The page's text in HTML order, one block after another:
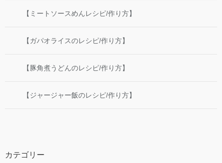
【ミートソースめんレシピ/作り方】
【ガパオライスのレシピ/作り方】
【豚角煮うどんのレシピ/作り方】
【ジャージャー飯のレシピ/作り方】
カテゴリー